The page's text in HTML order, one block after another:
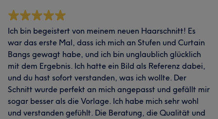
Ich bin begeistert von meinem neuen Haarschnitt! Es
war das erste Mal, dass ich mich an Stufen und Curtain
Bangs gewagt habe, und ich bin unglaublich glücklich
mit dem Ergebnis. Ich hatte ein Bild als Referenz dabei,
und du hast sofort verstanden, was ich wollte. Der
Schnitt wurde perfekt an mich angepasst und gefällt mir
sogar besser als die Vorlage. Ich habe mich sehr wohl
und verstanden gefühlt. Die Beratung, die Qualität und